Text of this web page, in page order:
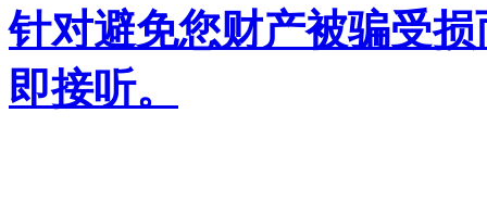
针对避免您财产被骗受
即接听。